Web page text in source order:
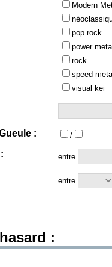
Modern
pop rock
power
rock
speed
visual kei
: /
entre
entre
: